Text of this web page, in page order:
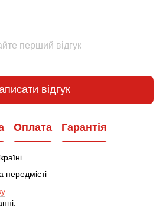
перший відгук
відгук
Оплата Гарантія
передмісті